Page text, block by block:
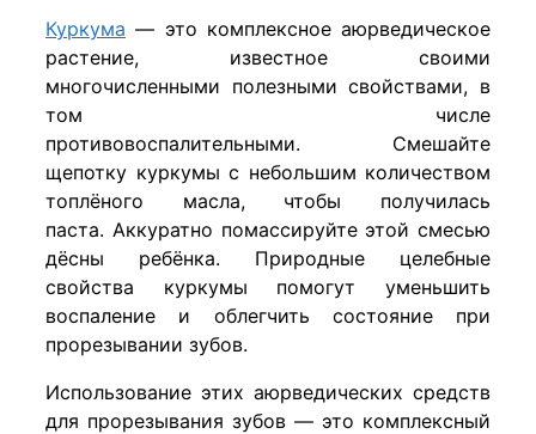
Куркума — это комплексное аюрведическое
растение, известное своими
многочисленными полезными свойствами, в
том числе
противовоспалительными. Смешайте
щепотку куркумы с небольшим количеством
топлёного масла, чтобы получилась
паста. Аккуратно помассируйте этой смесью
дёсны ребёнка. Природные целебные
свойства куркумы помогут уменьшить
воспаление и облегчить состояние при
прорезывании зубов.
Использование этих аюрведических средств
для прорезывания зубов — это комплексный